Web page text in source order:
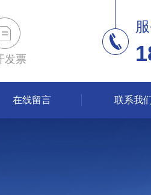
发票
在线留言 联系我